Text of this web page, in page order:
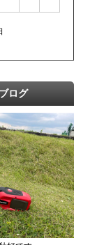
ログ